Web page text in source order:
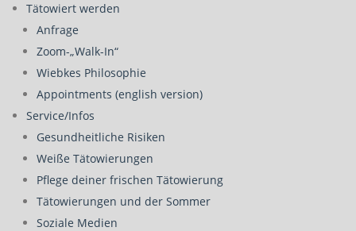
Tätowiert werden
Anfrage
Zoom-„Walk-In“
Wiebkes Philosophie
Appointments (english version)
Service/Infos
Gesundheitliche Risiken
Weiße Tätowierungen
Pflege deiner frischen Tätowierung
Tätowierungen und der Sommer
Soziale Medien